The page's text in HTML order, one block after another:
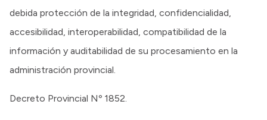
debida protección de la integridad, confidencialidad,
accesibilidad, interoperabilidad, compatibilidad de la
información y auditabilidad de su procesamiento en la
administración provincial.
Decreto Provincial Nº 1852.